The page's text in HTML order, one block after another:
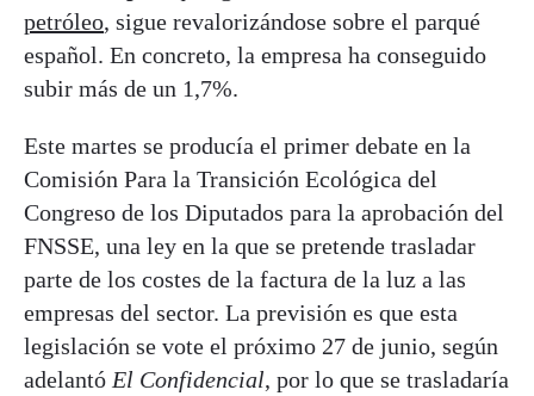
petróleo, sigue revalorizándose sobre el parqué
español. En concreto, la empresa ha conseguido
subir más de un 1,7%.
Este martes se producía el primer debate en la
Comisión Para la Transición Ecológica del
Congreso de los Diputados para la aprobación del
FNSSE, una ley en la que se pretende trasladar
parte de los costes de la factura de la luz a las
empresas del sector. La previsión es que esta
legislación se vote el próximo 27 de junio, según
adelantó El Confidencial, por lo que se trasladaría